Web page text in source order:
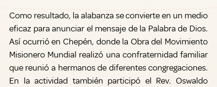
Como resultado, la alabanza se convierte en un medio
eficaz para anunciar el mensaje de la Palabra de Dios.
Así ocurrió en Chepén, donde la Obra del Movimiento
Misionero Mundial realizó una confraternidad familiar
que reunió a hermanos de diferentes congregaciones.
En la actividad también participó el Rev. Oswaldo